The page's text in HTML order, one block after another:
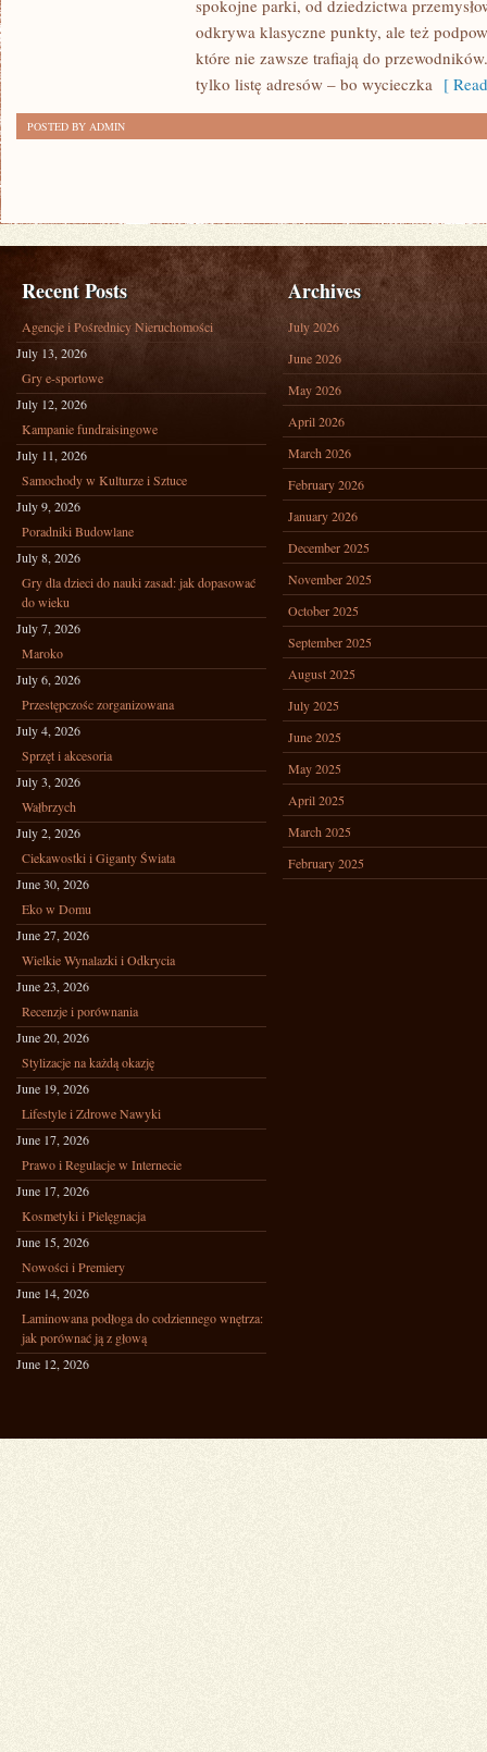
spokojne parki, od dziedzictwa
odkrywa klasyczne punkty, ale też
które nie zawsze trafiają do
tylko listę adresów – bo wycieczka [
POSTED BY ADMIN
Recent Posts
Agencje i Pośrednicy Nieruchomości
July 13, 2026
Gry e-sportowe
July 12, 2026
Kampanie fundraisingowe
July 11, 2026
Samochody w Kulturze i Sztuce
July 9, 2026
Poradniki Budowlane
July 8, 2026
Gry dla dzieci do nauki zasad: jak dopasować
do wieku
July 7, 2026
Maroko
July 6, 2026
Przestępczośc zorganizowana
July 4, 2026
Sprzęt i akcesoria
July 3, 2026
Wałbrzych
July 2, 2026
Ciekawostki i Giganty Świata
June 30, 2026
Eko w Domu
June 27, 2026
Wielkie Wynalazki i Odkrycia
June 23, 2026
Recenzje i porównania
June 20, 2026
Stylizacje na każdą okazję
June 19, 2026
Lifestyle i Zdrowe Nawyki
June 17, 2026
Prawo i Regulacje w Internecie
June 17, 2026
Kosmetyki i Pielęgnacja
June 15, 2026
Nowości i Premiery
June 14, 2026
Laminowana podłoga do codziennego wnętrza:
jak porównać ją z głową
June 12, 2026
Archives
July 2026
June 2026
May 2026
April 2026
March 2026
February 2026
January 2026
December 2025
November 2025
October 2025
September 2025
August 2025
July 2025
June 2025
May 2025
April 2025
March 2025
February 2025